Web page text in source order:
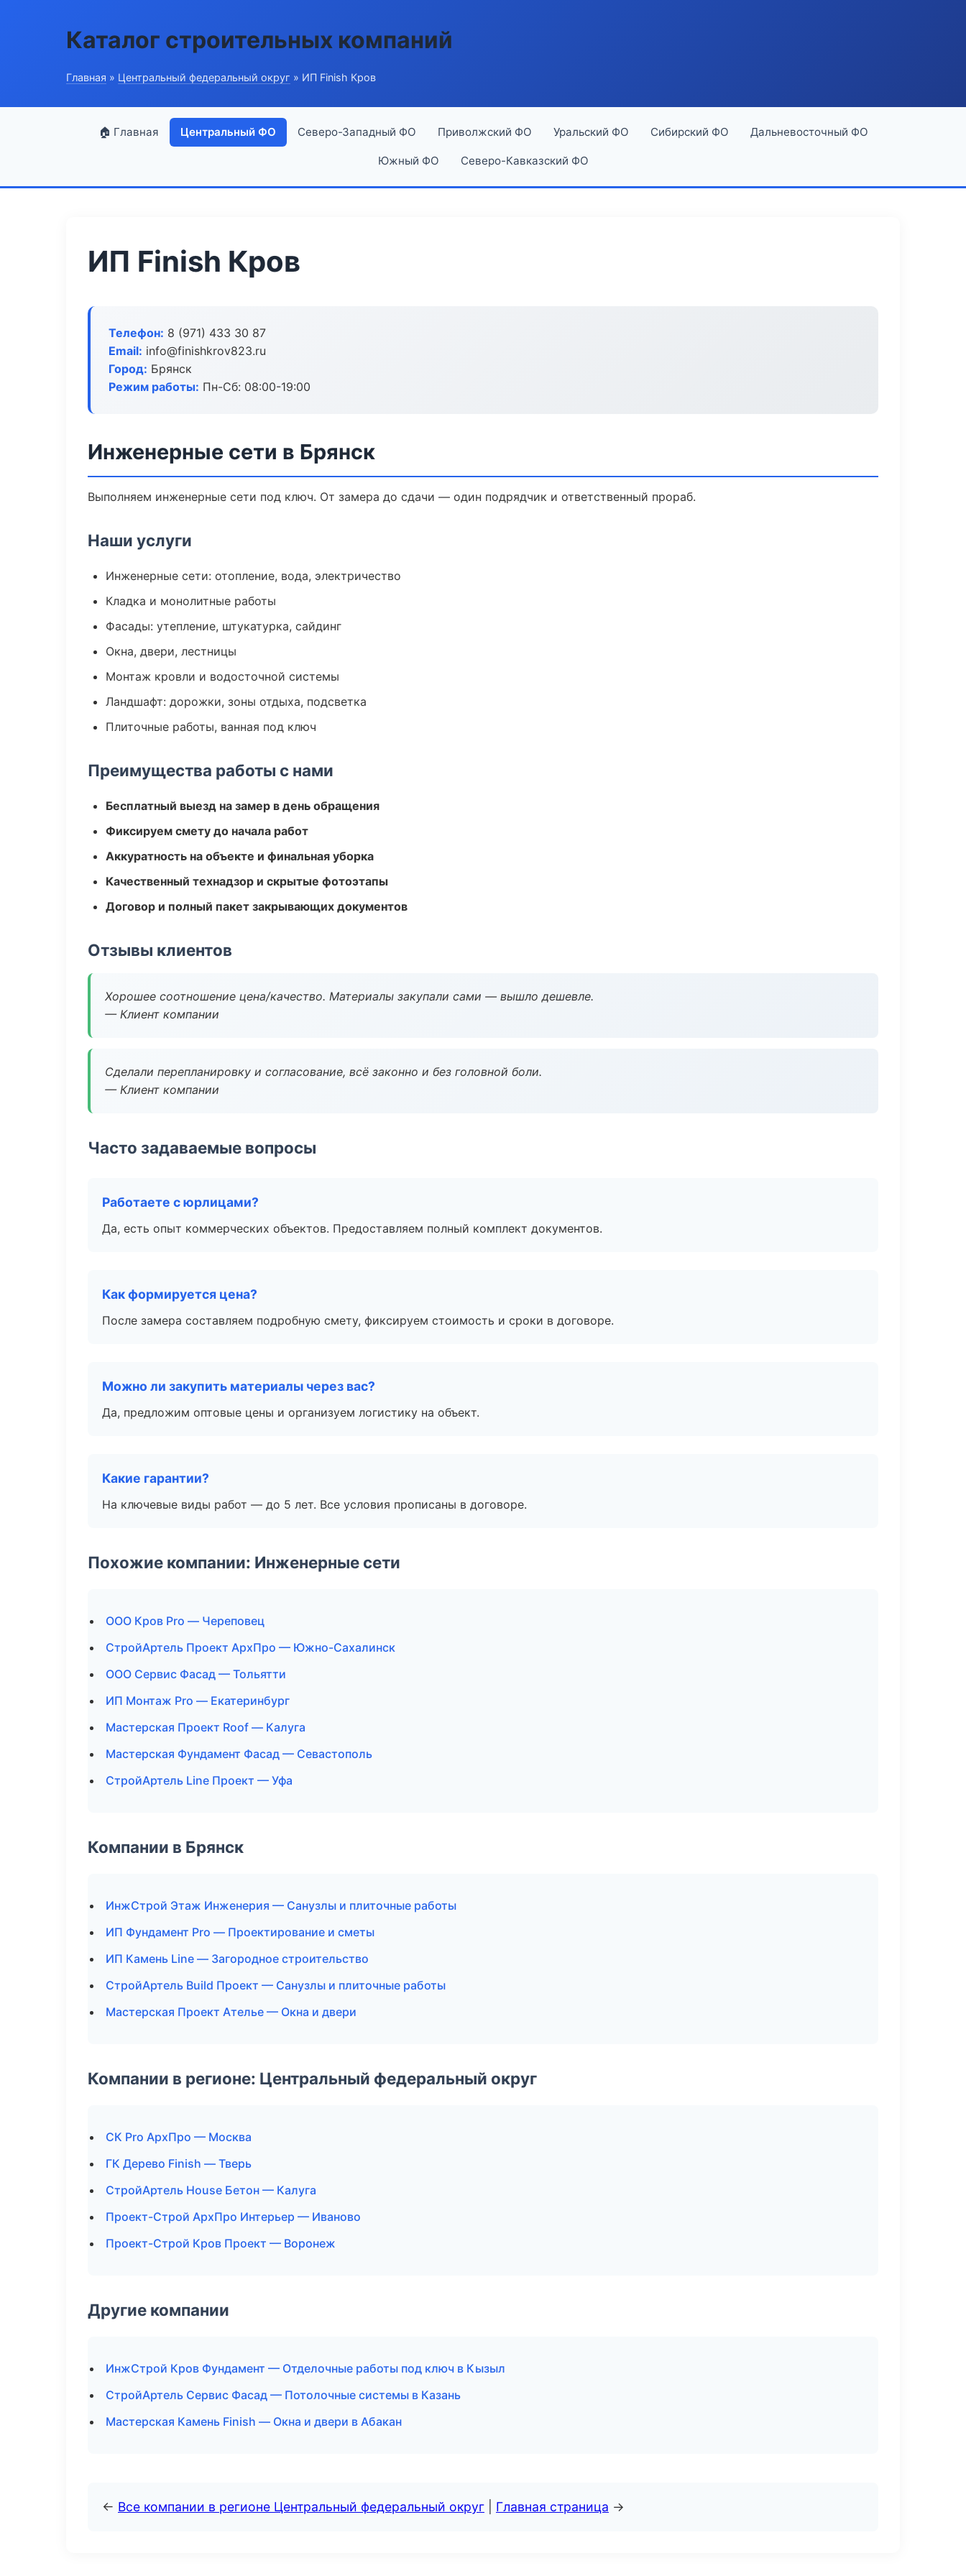
Каталог строительных компаний
Главная » Центральный федеральный округ » ИП Finish Кров
🏠 Главная Центральный ФО Северо-Западный ФО Приволжский ФО Уральский ФО Сибирский ФО Дальневосточный ФО
Южный ФО Северо-Кавказский ФО
ИП Finish Кров
Телефон: 8 (971) 433 30 87
Email: info@finishkrov823.ru
Город: Брянск
Режим работы: Пн-Сб: 08:00-19:00
Инженерные сети в Брянск
Выполняем инженерные сети под ключ. От замера до сдачи — один подрядчик и ответственный прораб.
Наши услуги
Инженерные сети: отопление, вода, электричество
Кладка и монолитные работы
Фасады: утепление, штукатурка, сайдинг
Окна, двери, лестницы
Монтаж кровли и водосточной системы
Ландшафт: дорожки, зоны отдыха, подсветка
Плиточные работы, ванная под ключ
Преимущества работы с нами
Бесплатный выезд на замер в день обращения
Фиксируем смету до начала работ
Аккуратность на объекте и финальная уборка
Качественный технадзор и скрытые фотоэтапы
Договор и полный пакет закрывающих документов
Отзывы клиентов
Хорошее соотношение цена/качество. Материалы закупали сами — вышло дешевле.
— Клиент компании
Сделали перепланировку и согласование, всё законно и без головной боли.
— Клиент компании
Часто задаваемые вопросы
Работаете с юрлицами?
Да, есть опыт коммерческих объектов. Предоставляем полный комплект документов.
Как формируется цена?
После замера составляем подробную смету, фиксируем стоимость и сроки в договоре.
Можно ли закупить материалы через вас?
Да, предложим оптовые цены и организуем логистику на объект.
Какие гарантии?
На ключевые виды работ — до 5 лет. Все условия прописаны в договоре.
Похожие компании: Инженерные сети
ООО Кров Pro — Череповец
СтройАртель Проект АрхПро — Южно-Сахалинск
ООО Сервис Фасад — Тольятти
ИП Монтаж Pro — Екатеринбург
Мастерская Проект Roof — Калуга
Мастерская Фундамент Фасад — Севастополь
СтройАртель Line Проект — Уфа
Компании в Брянск
ИнжСтрой Этаж Инженерия — Санузлы и плиточные работы
ИП Фундамент Pro — Проектирование и сметы
ИП Камень Line — Загородное строительство
СтройАртель Build Проект — Санузлы и плиточные работы
Мастерская Проект Ателье — Окна и двери
Компании в регионе: Центральный федеральный округ
СК Pro АрхПро — Москва
ГК Дерево Finish — Тверь
СтройАртель House Бетон — Калуга
Проект-Строй АрхПро Интерьер — Иваново
Проект-Строй Кров Проект — Воронеж
Другие компании
ИнжСтрой Кров Фундамент — Отделочные работы под ключ в Кызыл
СтройАртель Сервис Фасад — Потолочные системы в Казань
Мастерская Камень Finish — Окна и двери в Абакан
← Все компании в регионе Центральный федеральный округ Главная страница →